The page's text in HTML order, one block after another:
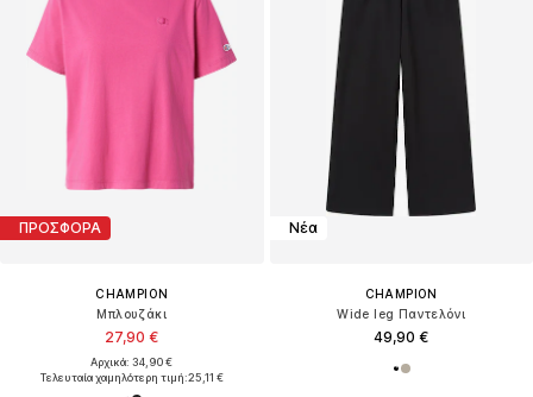
ΠΡΟΣΦΟΡΑ
CHAMPION
Μπλουζάκι
27,90 €
Αρχικά: 34,90 €
Τελευταία χαμηλότερη τιμή:25,11 €
Νέα
CHAMPION
Wide leg Παντελόνι
49,90 €